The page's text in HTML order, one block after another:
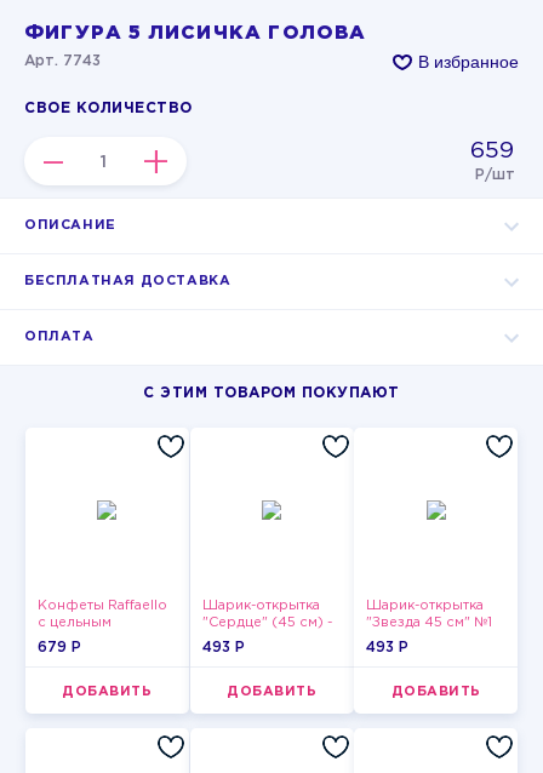
ФИГУРА 5 ЛИСИЧКА ГОЛОВА
Арт. 7743 В избранное
СВОЕ КОЛИЧЕСТВО
– + 659
Р/шт
ОПИСАНИЕ
БЕСПЛАТНАЯ ДОСТАВКА
ОПЛАТА
С ЭТИМ ТОВАРОМ ПОКУПАЮТ
Конфеты Raffaello
с цельным
миндальным
обсыпке 150 г
679 P
ДОБАВИТЬ
Шарик-открытка
"Сердце" (45 см) -
2
493 P
ДОБАВИТЬ
Шарик-открытка
"Звезда 45 см" №1
493 P
ДОБАВИТЬ